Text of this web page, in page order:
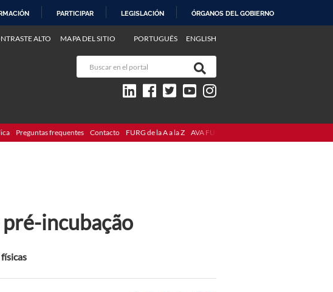
PARTICIPAR LEGISLACIÓN ÓRGANOS DEL GOBIERNO
PORTUGUÊS ENGLISH
ALTO MAPA DEL SITIO
Preguntas frequentes Contacto FURG de la A a la Z AVA FURG
incubação